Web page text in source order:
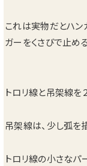
これは実物だとハン
ガーをくさびで止め
トロリ線と吊架線を
吊架線は、少し弧を
トロリ線の小さなパ